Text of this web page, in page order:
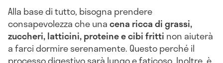
Alla base di tutto, bisogna prendere
consapevolezza che unacena ricca di grassi,
zuccheri, latticini, proteine e cibi fritti non aiuterà
a farci dormire serenamente. Questo perché il